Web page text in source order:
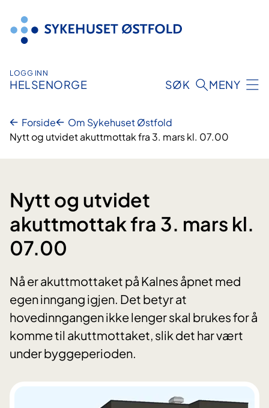
innhold
LOGG INN
HELSENORGE SØK MENY
Forside
Om Sykehuset Østfold
Nytt og utvidet akuttmottak fra 3. mars kl. 07.00
Nytt og utvidet
akuttmottak fra 3. mars kl.
07.00
Nå er akuttmottaket på Kalnes åpnet med
egen inngang igjen. Det betyr at
hovedinngangen ikke lenger skal brukes for å
komme til akuttmottaket, slik det har vært
under byggeperioden.